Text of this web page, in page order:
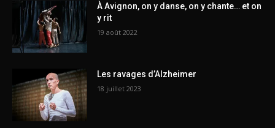
À Avignon, on y danse, on y chante… et on
y rit
19 août 2022
Les ravages d’Alzheimer
18 juillet 2023